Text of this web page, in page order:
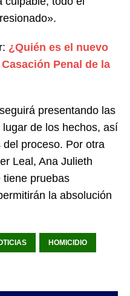
¿Quién es el nuevo
Penal de la
presentando las
de los hechos, así
proceso. Por otra
Leal, Ana Julieth
tiene pruebas
la absolución
HOMICIDIO